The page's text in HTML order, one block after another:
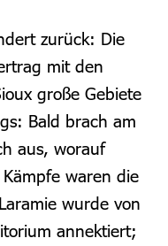
zurück: Die
mit den
große Gebiete
Bald brach am
aus, worauf
waren die
wurde von
annektiert;